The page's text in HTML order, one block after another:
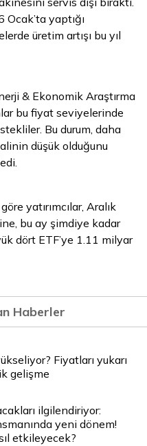
Ocak’ta yaptığı
üretim artışı bu yıl
& Ekonomik Araştırma
bu fiyat seviyelerinde
Bu durum, daha
düşük olduğunu
yatırımcılar, Aralık
bu ay şimdiye kadar
dört ETF’ye 1.11 milyar
Haberler
Fiyatları yukarı
gelişme
ilgilendiriyor:
yeni dönem!
etkileyecek?